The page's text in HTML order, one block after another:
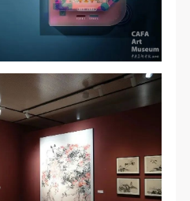
外。
甲方肖像权的任何媒介
用由乙方承担。
的作品无需支付甲方任何
外。
甲方肖像权的任何媒介
用由乙方承担。
的作品无需支付甲方任何
外。
甲方肖像权的任何媒介
用由乙方承担。
的作品无需支付甲方任何